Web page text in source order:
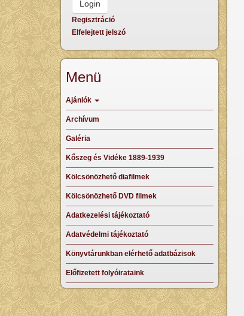
Regisztráció
Elfelejtett jelszó
Menü
Ajánlók
Archívum
Galéria
Kőszeg és Vidéke 1889-1939
Kölcsönözhető diafilmek
Kölcsönözhető DVD filmek
Adatkezelési tájékoztató
Adatvédelmi tájékoztató
Könyvtárunkban elérhető adatbázisok
Előfizetett folyóirataink